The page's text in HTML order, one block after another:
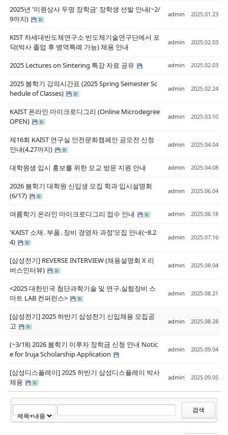
2025년 '미원상사 두명 장학금' 장학생 선발 안내(~2/
9까지)
admin 2025.01.23
KIST 차세대반도체연구소 반도체기술연구단에서 포
닥(박사 졸업 후 병역특례 가능) 채용 안내
admin 2025.02.03
2025 Lectures on Sintering 특강 자료 공유 admin 2025.02.03
2025 봄학기 강의시간표 (2025 Spring Semester Sc
hedule of Classes)
admin 2025.02.24
KAIST 온라인 마이크로디그리 (Online Microdegree
OPEN)
admin 2025.03.10
제16회 KAIST 연구실 안전문화캠페인 공모전 신청
안내(4.27까지)
admin 2025.04.04
대학원생 입시 홍보를 위한 모교 방문 지원 안내 admin 2025.04.08
2026 봄학기 대학원 신입생 모집 학과 입시설명회
(6/17)
admin 2025.06.04
여름학기 온라인 마이크로디그리 접수 안내 admin 2025.06.18
'KAIST 소재․부품․장비 경영자 과정’모집 안내(~8.2
4)
admin 2025.07.16
[삼성전기] REVERSE INTERVIEW (채용설명회 X 리
버스인터뷰)
admin 2025.08.04
<2025 대한민국 첨단과학기술 및 연구.실험장비 스
마트 LAB 컨퍼런스>
admin 2025.08.21
[삼성전기] 2025 하반기 삼성전기 신입채용 모집공
고
admin 2025.08.28
(~3/18) 2026 봄학기 이루자 장학금 신청 안내 Notic
e for Iruja Scholarship Application
admin 2025.09.04
[삼성디스플레이] 2025 하반기 삼성디스플레이 박사
채용
admin 2025.09.05
검색